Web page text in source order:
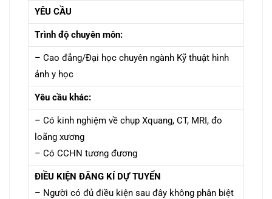
YÊU CẦU
Trình độ chuyên môn:
– Cao đẳng/Đại học chuyên ngành Kỹ thuật hình
ảnh y học
Yêu cầu khác:
– Có kinh nghiệm về chụp Xquang, CT, MRI, đo
loãng xương
– Có CCHN tương đương
ĐIỀU KIỆN ĐĂNG KÍ DỰ TUYỂN
– Người có đủ điều kiện sau đây không phân biệt